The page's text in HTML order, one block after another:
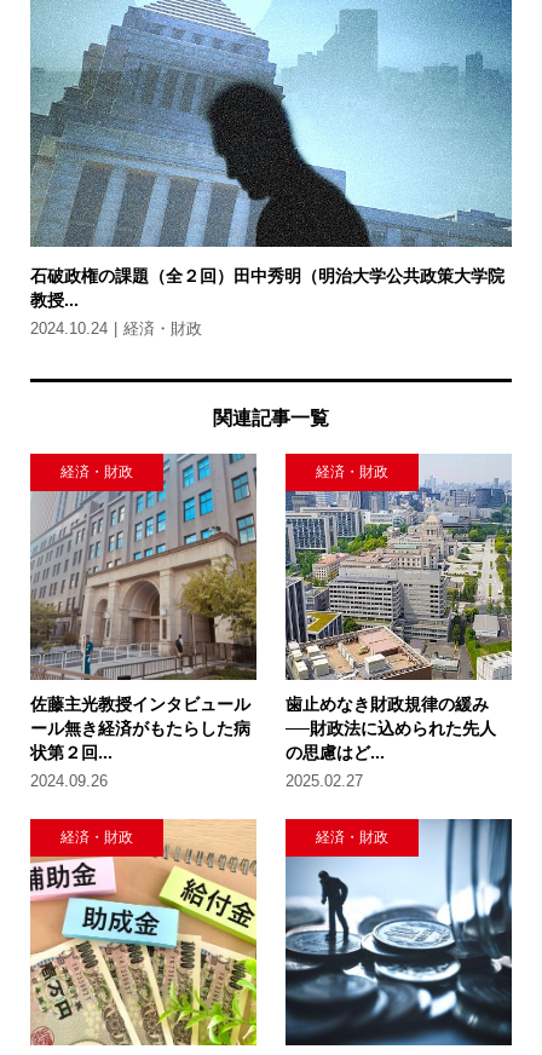
石破政権の課題（全２回）田中秀明（明治大学公共政策大学院
教授...
2024.10.24 経済・財政
関連記事一覧
経済・財政
佐藤主光教授インタビュール
ール無き経済がもたらした病
状第２回...
2024.09.26
経済・財政
歯止めなき財政規律の緩み
──財政法に込められた先人
の思慮はど...
2025.02.27
経済・財政 経済・財政